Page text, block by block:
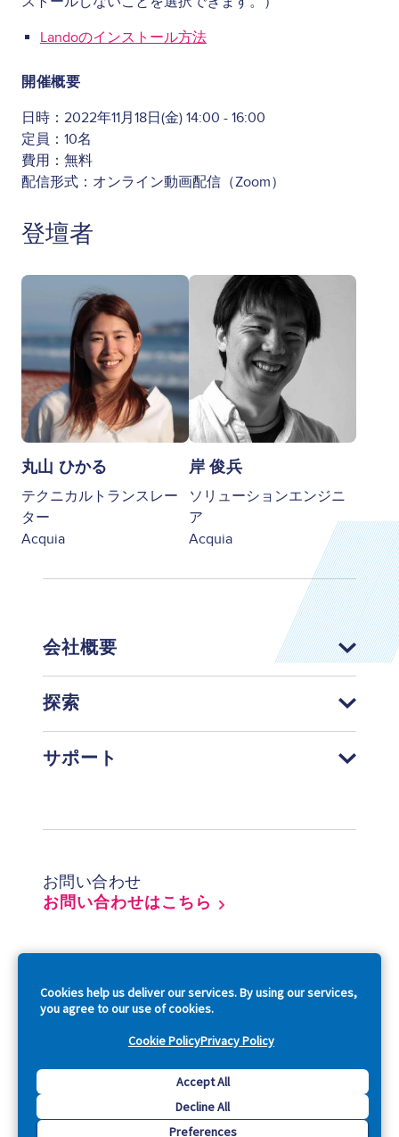
Cookies help us deliver our services. By using our services,
you agree to our use of cookies.
Cookie PolicyPrivacy Policy
Accept All
Decline All
Preferences
Landoのインストール方法
開催概要
日時：2022年11月18日(金) 14:00 - 16:00
定員：10名
費用：無料
配信形式：オンライン動画配信（Zoom）
登壇者
Image
丸山 ひかる
テクニカルトランスレー
ター
Acquia
Image
岸 俊兵
ソリューションエンジニ
ア
Acquia
会社概要
探索
サポート
お問い合わせ
お問い合わせはこちら
Copyright © 2026 Acquia, Inc. All Rights Reserved.
Drupal is a registered trademark of Dries Buytaert.